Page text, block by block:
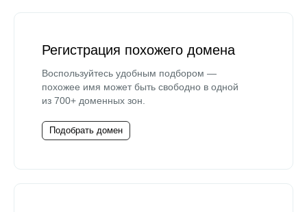
Регистрация похожего домена
Воспользуйтесь удобным подбором —
похожее имя может быть свободно в одной
из 700+ доменных зон.
Подобрать домен